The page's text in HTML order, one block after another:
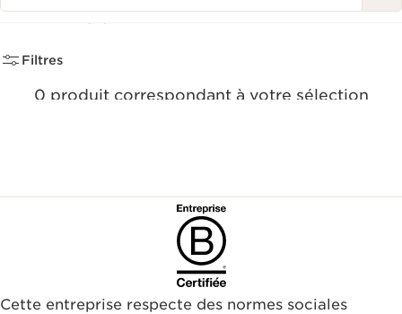
Soldes (0)
Filtres
0 produit correspondant à votre sélection
Cette entreprise respecte des normes sociales